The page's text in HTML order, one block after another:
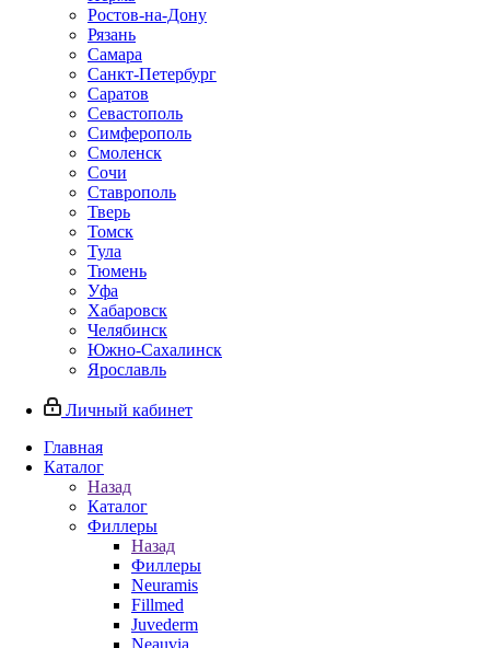
Ростов-на-Дону
Рязань
Самара
Санкт-Петербург
Саратов
Севастополь
Симферополь
Смоленск
Сочи
Ставрополь
Тверь
Томск
Тула
Тюмень
Уфа
Хабаровск
Челябинск
Южно-Сахалинск
Ярославль
Личный кабинет
Главная
Каталог
Назад
Каталог
Филлеры
Назад
Филлеры
Neuramis
Fillmed
Juvederm
Neauvia